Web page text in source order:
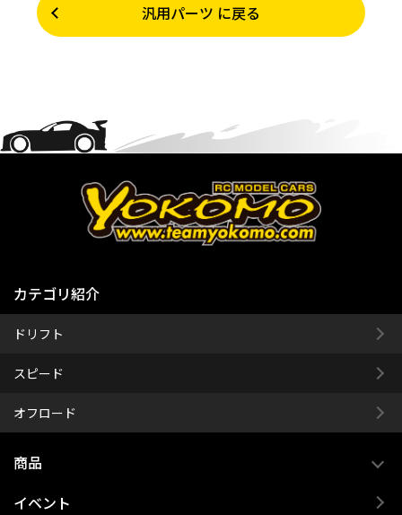
汎用パーツ に戻る
カテゴリ紹介
ドリフト
スピード
オフロード
商品
イベント